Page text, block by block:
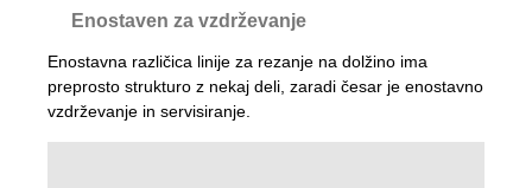
Enostaven za vzdrževanje
Enostavna različica linije za rezanje na dolžino ima
preprosto strukturo z nekaj deli, zaradi česar je enostavno
vzdrževanje in servisiranje.